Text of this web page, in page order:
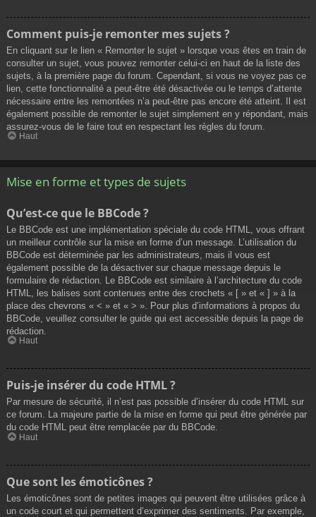
Comment puis-je remonter mes sujets ?
En cliquant sur le lien « Remonter le sujet » lorsque vous êtes en train de
consulter un sujet, vous pouvez remonter celui-ci en haut de la liste des
sujets, à la première page du forum. Cependant, si vous ne voyez pas ce
lien, cette fonctionnalité a peut-être été désactivée ou le temps d’attente
nécessaire entre les remontées n’a peut-être pas encore été atteint. Il est
également possible de remonter le sujet simplement en y répondant, mais
assurez-vous de le faire tout en respectant les règles du forum.
Haut
Mise en forme et types de sujets
Qu’est-ce que le BBCode ?
Le BBCode est une implémentation spéciale du code HTML, vous offrant
un meilleur contrôle sur la mise en forme d’un message. L’utilisation du
BBCode est déterminée par les administrateurs, mais il vous est
également possible de la désactiver sur chaque message depuis le
formulaire de rédaction. Le BBCode est similaire à l’architecture du code
HTML, les balises sont contenues entre des crochets « [ » et « ] » à la
place des chevrons « < » et « > ». Pour plus d’informations à propos du
BBCode, veuillez consulter le guide qui est accessible depuis la page de
rédaction.
Haut
Puis-je insérer du code HTML ?
Par mesure de sécurité, il n’est pas possible d’insérer du code HTML sur
ce forum. La majeure partie de la mise en forme qui peut être générée par
du code HTML peut être remplacée par du BBCode.
Haut
Que sont les émoticônes ?
Les émoticônes sont de petites images qui peuvent être utilisées grâce à
un code court et qui permettent d’exprimer des sentiments. Par exemple,